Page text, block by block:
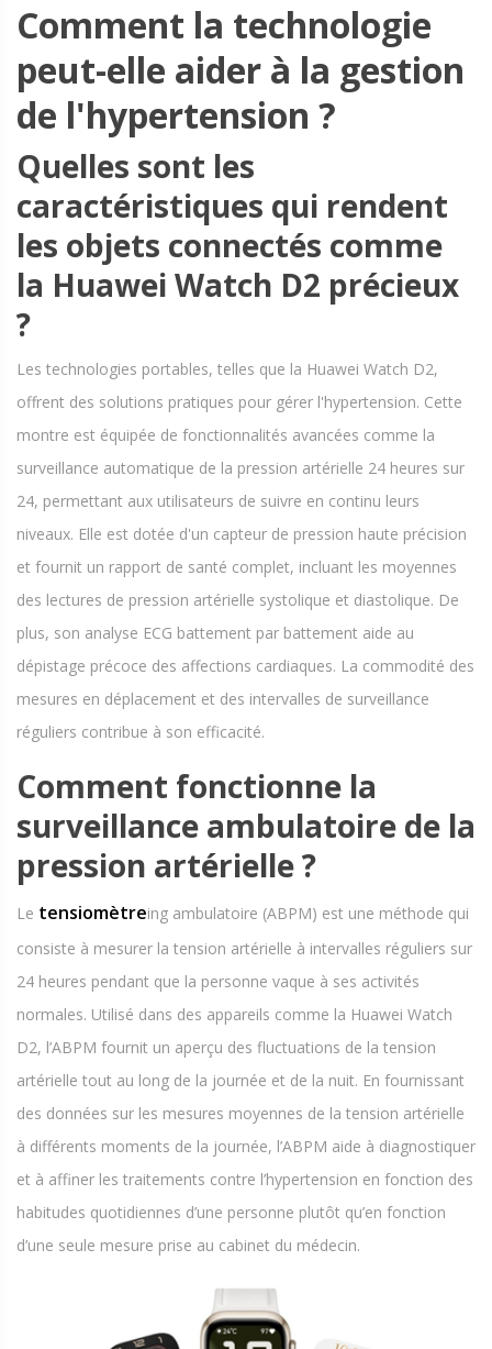
Comment la technologie
peut-elle aider à la gestion
de l'hypertension ?
Quelles sont les
caractéristiques qui rendent
les objets connectés comme
la Huawei Watch D2 précieux
?
Les technologies portables, telles que la Huawei Watch D2,
offrent des solutions pratiques pour gérer l'hypertension. Cette
montre est équipée de fonctionnalités avancées comme la
surveillance automatique de la pression artérielle 24 heures sur
24, permettant aux utilisateurs de suivre en continu leurs
niveaux. Elle est dotée d'un capteur de pression haute précision
et fournit un rapport de santé complet, incluant les moyennes
des lectures de pression artérielle systolique et diastolique. De
plus, son analyse ECG battement par battement aide au
dépistage précoce des affections cardiaques. La commodité des
mesures en déplacement et des intervalles de surveillance
réguliers contribue à son efficacité.
Comment fonctionne la
surveillance ambulatoire de la
pression artérielle ?
Le tensiomètreing ambulatoire (ABPM) est une méthode qui
consiste à mesurer la tension artérielle à intervalles réguliers sur
24 heures pendant que la personne vaque à ses activités
normales. Utilisé dans des appareils comme la Huawei Watch
D2, l’ABPM fournit un aperçu des fluctuations de la tension
artérielle tout au long de la journée et de la nuit. En fournissant
des données sur les mesures moyennes de la tension artérielle
à différents moments de la journée, l’ABPM aide à diagnostiquer
et à affiner les traitements contre l’hypertension en fonction des
habitudes quotidiennes d’une personne plutôt qu’en fonction
d’une seule mesure prise au cabinet du médecin.